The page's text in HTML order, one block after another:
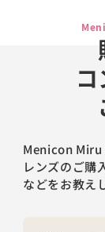
Menicon Miru
レンズのご購
などをお教え